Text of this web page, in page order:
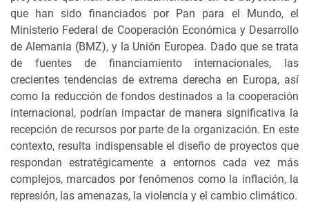
que han sido financiados por Pan para el Mundo, el
Ministerio Federal de Cooperación Económica y Desarrollo
de Alemania (BMZ), y la Unión Europea. Dado que se trata
de fuentes de financiamiento internacionales, las
crecientes tendencias de extrema derecha en Europa, así
como la reducción de fondos destinados a la cooperación
internacional, podrían impactar de manera significativa la
recepción de recursos por parte de la organización. En este
contexto, resulta indispensable el diseño de proyectos que
respondan estratégicamente a entornos cada vez más
complejos, marcados por fenómenos como la inflación, la
represión, las amenazas, la violencia y el cambio climático.